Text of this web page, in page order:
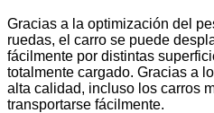
Gracias a la optimización del
ruedas, el carro se puede
fácilmente por distintas
totalmente cargado. Gracias a
alta calidad, incluso los carros
transportarse fácilmente.